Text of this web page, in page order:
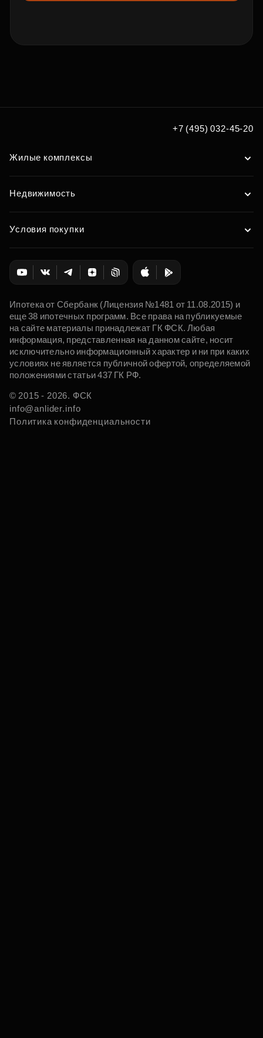
+7 (495) 032-45-20
Жилые комплексы
Недвижимость
Условия покупки
Ипотека от Сбербанк (Лицензия №1481 от 11.08.2015) и
еще 38 ипотечных программ. Все права на публикуемые
на сайте материалы принадлежат ГК ФСК. Любая
информация, представленная на данном сайте, носит
исключительно информационный характер и ни при каких
условиях не является публичной офертой, определяемой
положениями статьи 437 ГК РФ.
© 2015 - 2026. ФСК
info@anlider.info
Политика конфиденциальности